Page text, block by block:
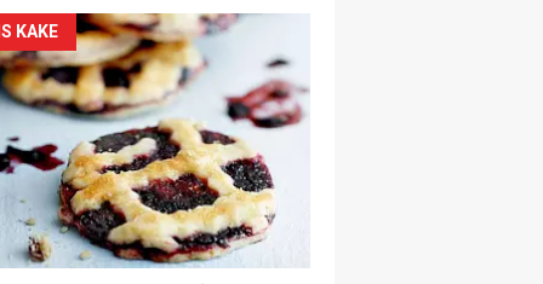
KAKE